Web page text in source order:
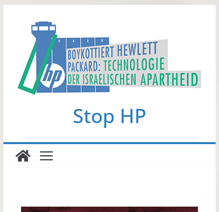
springen
Stop HP